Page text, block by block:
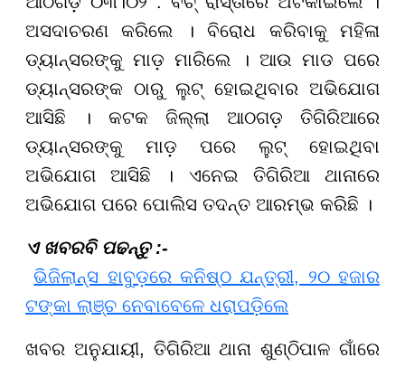
ଅସଦାଚରଣ କରିଲେ । ବିରୋଧ କରିବାକୁ ମହିଳା
ଡ୍ୟାନ୍ସରଙ୍କୁ ମାଡ଼ ମାରିଲେ । ଆଉ ମାଡ ପରେ
ଡ୍ୟାନ୍ସରଙ୍କ ଠାରୁ ଲୁଟ୍‌ ହୋଇଥିବାର ଅଭିଯୋଗ
ଆସିଛି । କଟକ ଜିଲ୍ଲା ଆଠଗଡ଼ ତିଗିରିଆରେ
ଡ୍ୟାନ୍ସରଙ୍କୁ ମାଡ଼ ପରେ ଲୁଟ୍ ହୋଇଥିବା
ଅଭିଯୋଗ ଆସିଛି । ଏନେଇ ତିଗିରିଆ ଥାନାରେ
ଅଭିଯୋଗ ପରେ ପୋଲିସ ତଦନ୍ତ ଆରମ୍ଭ କରିଛି ।
ଏ ଖବରବି ପଢନ୍ତୁ :-
ଭିଜିଲାନ୍ସ ହାବୁଡ଼ରେ କନିଷ୍ଠ ଯନ୍ତ୍ରୀ, ୨୦ ହଜାର
ଟଙ୍କା ଲାଞ୍ଚ ନେବାବେଳେ ଧରାପଡ଼ିଲେ
ଖବର ଅନୁଯାୟୀ, ତିଗିରିଆ ଥାନା ଶୁଣ୍ଠିପାଳ ଗାଁରେ